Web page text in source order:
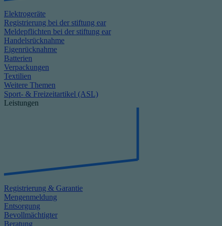
Elektrogeräte
Registrierung bei der stiftung ear
Meldepflichten bei der stiftung ear
Handelsrücknahme
Eigenrücknahme
Batterien
Verpackungen
Textilien
Weitere Themen
Sport- & Freizeitartikel (ASL)
Leistungen
Registrierung & Garantie
Mengenmeldung
Entsorgung
Bevollmächtigter
Beratung